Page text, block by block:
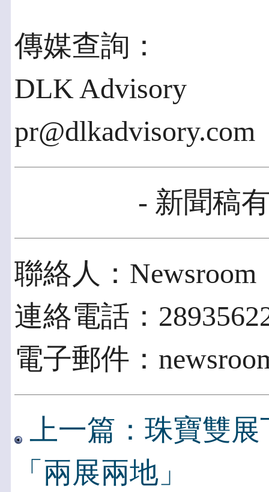
傳媒查詢：
DLK Advisory
pr@dlkadvisory.com
- 新聞稿
聯絡人：Newsroom
連絡電話：
電子郵件：
上一篇：珠寶雙
「兩展兩地」